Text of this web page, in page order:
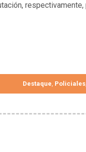
Destaque, Policiales